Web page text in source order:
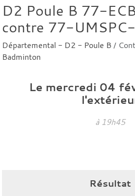
D2 Poule B 77-
contre 77-
Départemental - D2 - Poule B/
Badminton
Le mercredi 04
à 19h45
Résultat